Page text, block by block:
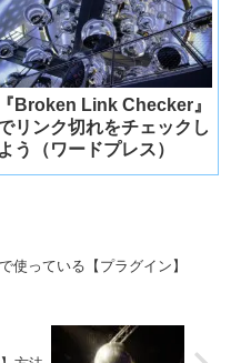
『Broken Link Checker』
リンク切れをチェックし
よう（ワードプレス）
使っている【プラグイン】